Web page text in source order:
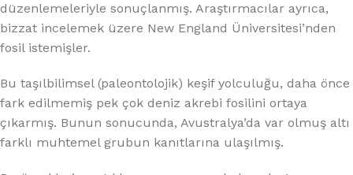
düzenlemeleriyle sonuçlanmış. Araştırmacılar ayrıca,
bizzat incelemek üzere New England Üniversitesi’nden
fosil istemişler.
Bu taşılbilimsel (paleontolojik) keşif yolculuğu, daha önce
fark edilmemiş pek çok deniz akrebi fosilini ortaya
çıkarmış. Bunun sonucunda, Avustralya’da var olmuş altı
farklı muhtemel grubun kanıtlarına ulaşılmış.